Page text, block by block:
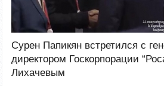
Сурен Папикян встретился с
директором Госкорпорации
Лихачевым